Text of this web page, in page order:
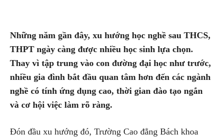
Những năm gần đây, xu hướng học nghề sau THCS,
THPT ngày càng được nhiều học sinh lựa chọn.
Thay vì tập trung vào con đường đại học như trước,
nhiều gia đình bắt đầu quan tâm hơn đến các ngành
nghề có tính ứng dụng cao, thời gian đào tạo ngắn
và cơ hội việc làm rõ ràng.
Đón đầu xu hướng đó, Trường Cao đẳng Bách khoa